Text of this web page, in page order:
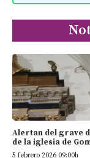
Alertan del grave
de la iglesia de
5 febrero 2026 09:00h